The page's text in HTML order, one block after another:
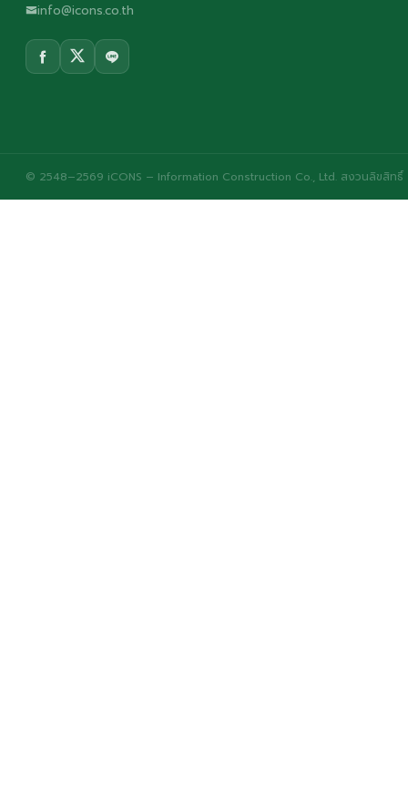
info@icons.co.th
© 2548–2569 iCONS – Information Construction Co., Ltd. สงวนลิขสิทธิ์